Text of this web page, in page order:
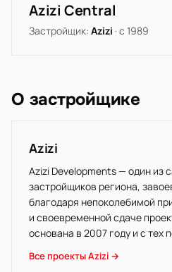
Azizi Central
Застройщик: Azizi · с 1989
О застройщике
Azizi
Azizi Developments — один из
застройщиков региона,
благодаря непоколебимой
и своевременной сдаче
основана в 2007 году и с тех
Все проекты Azizi →